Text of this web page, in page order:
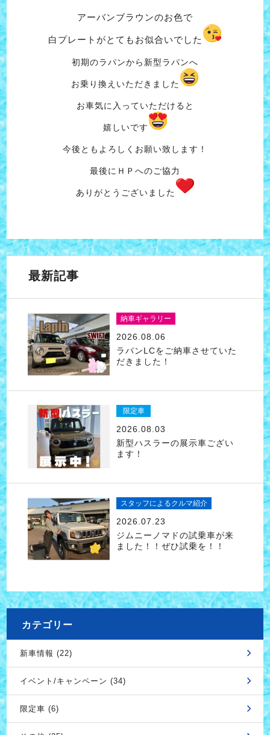
アーバンブラウンのお色で
白プレートがとてもお似合いでした
初期のラパンから新型ラパンへ
お乗り換えいただきました
お車気に入っていただけると
嬉しいです
今後ともよろしくお願い致します！
最後にＨＰへのご協力
ありがとうございました
最新記事
納車ギャラリー
2026.08.06
ラパンLCをご納車させていた
だきました！
限定車
2026.08.03
新型ハスラーの展示車ござい
ます！
スタッフによるクルマ紹介
2026.07.23
ジムニーノマドの試乗車が来
ました！！ぜひ試乗を！！
カテゴリー
新車情報 (22)
イベント/キャンペーン (34)
限定車 (6)